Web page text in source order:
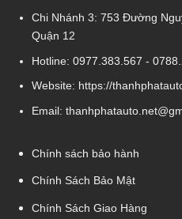
Chi Nhánh 3: 753 Đường
Quận 12
Hotline: 0977.383.567 -
Website: https://
Email:
Chính sách bảo hành
Chính Sách Bảo Mật
Chính Sách Giao Hàng